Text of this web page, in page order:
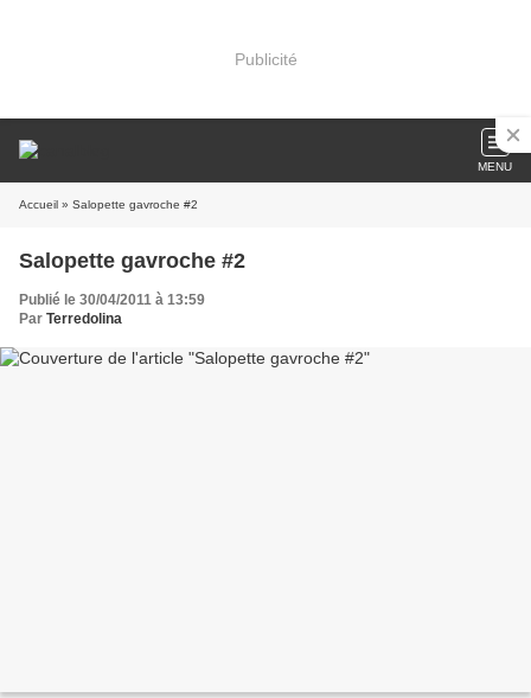
Publicité
MENU
Accueil » Salopette gavroche #2
Salopette gavroche #2
Publié le 30/04/2011 à 13:59
Par Terredolina